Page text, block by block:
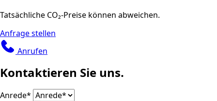
Tatsächliche CO₂-Preise können abweichen.
Anfrage stellen
Anrufen
Kontaktieren Sie uns.
Anrede*